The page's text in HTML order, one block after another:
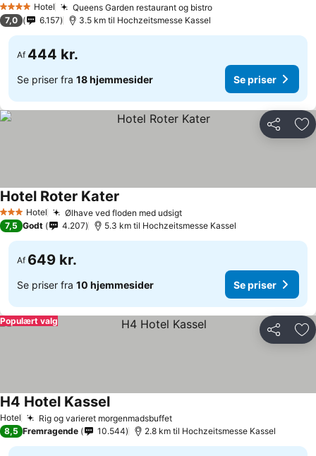
4 StjernerHotel
Queens Garden restaurant og bistro
7,0
6.157 3.5 km til Hochzeitsmesse Kassel
Af 444 kr.
Se priser fra 18 hjemmesider Se priser
Del
3 StjernerHotel Ølhave ved floden med udsigt
Hotel Roter Kater
7,5 Godt 4.207 5.3 km til Hochzeitsmesse Kassel
Af 649 kr.
Se priser fra 10 hjemmesider Se priser
Del
Populært valg
Hotel Rig og varieret morgenmadsbuffet
H4 Hotel Kassel
8,5 Fremragende 10.544 2.8 km til Hochzeitsmesse Kassel